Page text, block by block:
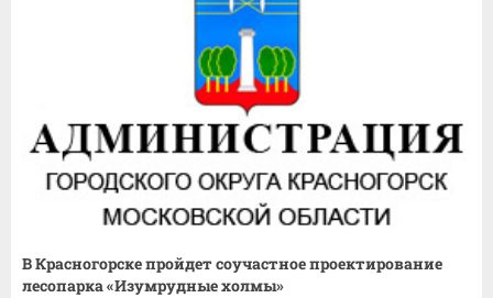
В Красногорске пройдет соучастное проектирование
лесопарка «Изумрудные холмы»